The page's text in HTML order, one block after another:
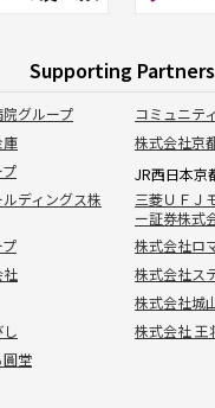
Supporting Partners
グループ
コミュニテ
庫
株式会社京
JR西日本京
ディングス株
三菱ＵＦＪ
ー証券株式
株式会社ロ
社
株式会社ス
株式会社城
株式会社 王
圓堂